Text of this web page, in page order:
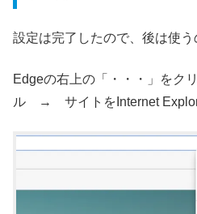
設定は完了したので、後は使う
Edgeの右上の「・・・」を
ル → サイトをInternet